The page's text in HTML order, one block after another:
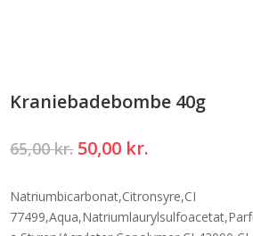
Kraniebadebombe 40g
65,00kr. Den
pris
var:
65,00 kr..
50,00 kr.
pris
er:
50,00 kr..
Natriumbicarbonat,Citronsyre,CI